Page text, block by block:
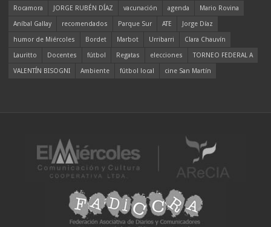
Rocamora
JORGE RUBÉN DÍAZ vacunación agenda
Mario Rovina
Aníbal Gallay
recomendados Parque Sur ATE
Jorge Díaz
humor de Miércoles
Bordet Marbot Urribarri
Clara Chauvín
Lauritto
Docentes fútbol Regatas elecciones
TORNEO FEDERAL A
VALENTÍN BISOGNI
Ambiente fútbol local cine San Martín